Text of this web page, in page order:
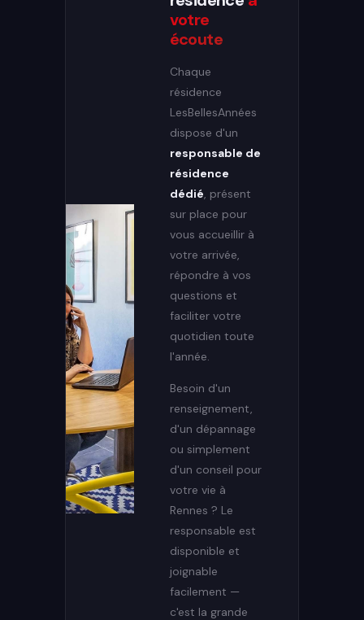
votre
écoute
Chaque
résidence
LesBellesAnnées
dispose d'un
responsable de
résidence
dédié, présent
sur place pour
vous accueillir à
votre arrivée,
répondre à vos
questions et
faciliter votre
quotidien toute
l'année.
Besoin d'un
renseignement,
d'un dépannage
ou simplement
d'un conseil pour
votre vie à
Rennes ? Le
responsable est
disponible et
joignable
facilement —
c'est la grande